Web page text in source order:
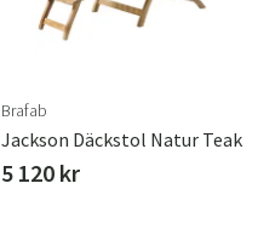
Brafab
Jackson Däckstol Natur Teak
5 120 kr